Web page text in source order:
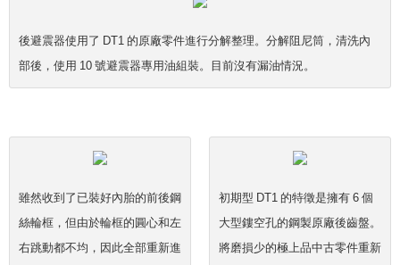
後避震器使用了 DT1 的原廠零件進行分解整理。分解阻尼筒，清洗內
部後，使用 10 號避震器專用油組裝。目前沒有漏油情況。
雖然收到了已裝好內胎的前後鋼
絲輪框，但由於輪框的圓心和左
右跳動都不均，因此全部重新進
初期型 DT1 的特徵是擁有 6 個
大型鏤空孔的鋼製原廠後齒盤。
將磨損少的極上品中古零件重新